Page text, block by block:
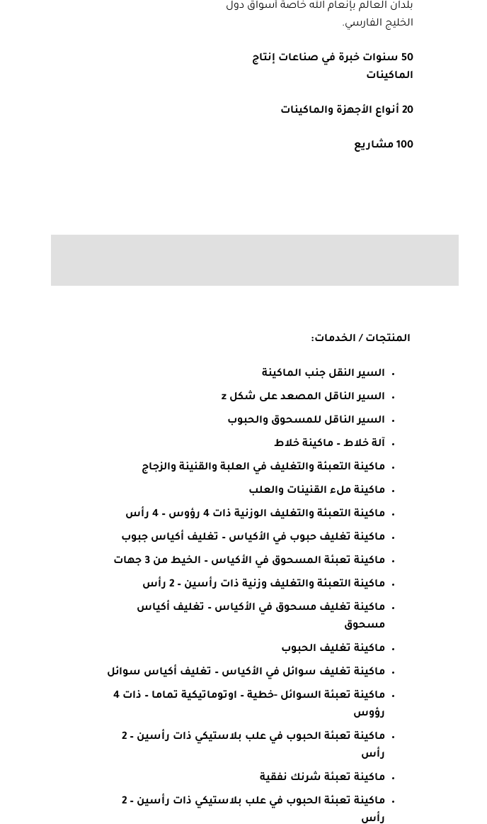
بلدان العالم بإنعام الله خاصة أسواق دول
الخليج الفارسي.
50 سنوات خبرة في صناعات إنتاج
الماكينات
20 أنواع الأجهزة والماكينات
100 مشاريع
المنتجات / الخدمات:
السير النقل جنب الماكينة
السير الناقل المصعد على شكل z
السير الناقل للمسحوق والحبوب
آلة خلاط – ماكينة خلاط
ماكينة التعبئة والتغليف في العلبة والقنينة والزجاج
ماكينة ملء القنينات والعلب
ماكينة التعبئة والتغليف الوزنية ذات 4 رؤوس – 4 رأس
ماكينة تغليف حبوب في الأكياس – تغليف أكياس جبوب
ماكينة تعبئة المسحوق في الأكياس – الخيط من 3 جهات
ماكينة التعبئة والتغليف وزنية ذات رأسين – 2 رأس
ماكينة تغليف مسحوق في الأكياس – تغليف أكياس
مسحوق
ماكينة تغليف الحبوب
ماكينة تغليف سوائل في الأكياس – تغليف أكياس سوائل
ماكينة تعبئة السوائل -خطية – اوتوماتيكية تماما – ذات 4
رؤوس
ماكينة تعبئة الحبوب في علب بلاستيكي ذات رأسين – 2
رأس
ماكينة تعبئة شرنك نفقية
ماكينة تعبئة الحبوب في علب بلاستيكي ذات رأسين – 2
رأس